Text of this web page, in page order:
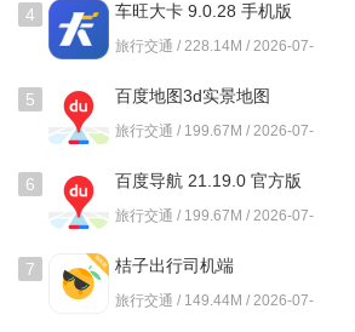
4. 如何联系客服？
与客服人员进行沟通，解决使用中的问
4 车旺大卡 9.0.28 手机版
旅行交通 / 228.14M / 2026-07-
5
百度地图3d实景地图
21.19.0 最新版
旅行交通 / 199.67M / 2026-07-
6 百度导航 21.19.0 官方版
旅行交通 / 199.67M / 2026-07-
7
桔子出行司机端
6.70.0.0006 官方版
旅行交通 / 149.44M / 2026-07-